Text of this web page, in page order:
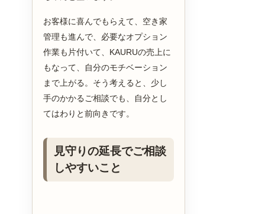
お客様に喜んでもらえて、空き家
管理も進んで、必要なオプション
作業も片付いて、KAURUの売上に
もなって、自分のモチベーション
まで上がる。そう考えると、少し
手のかかるご相談でも、自分とし
てはわりと前向きです。
見守りの延長でご相談
しやすいこと